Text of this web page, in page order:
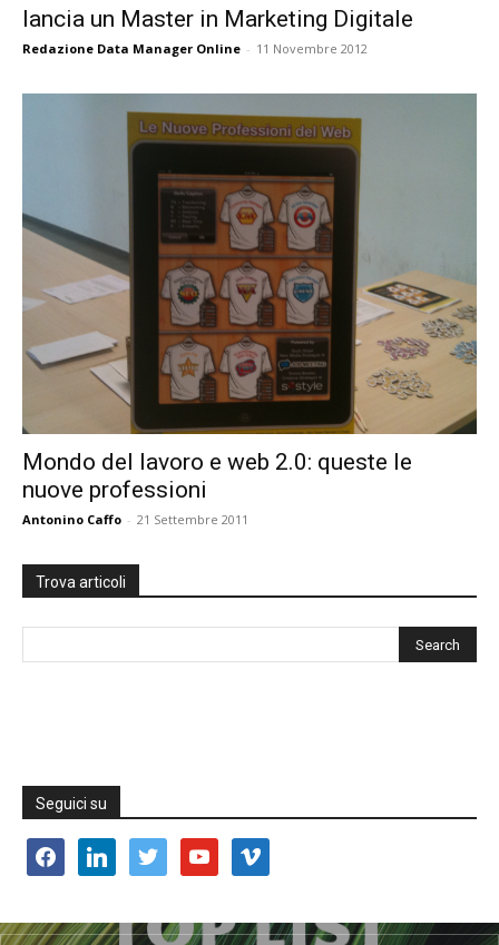
lancia un Master in Marketing Digitale
Redazione Data Manager Online - 11 Novembre 2012
Mondo del lavoro e web 2.0: queste le
nuove professioni
Antonino Caffo - 21 Settembre 2011
Trova articoli
Seguici su
facebooklinkedin twitter youtube vimeo